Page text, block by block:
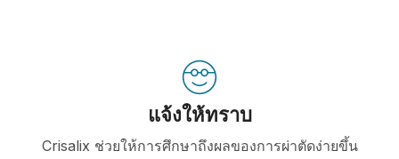
แจ้งให้ทราบ
Crisalix ช่วยให้การศึกษาถึงผลของการผ่าตัดง่ายขึ้น